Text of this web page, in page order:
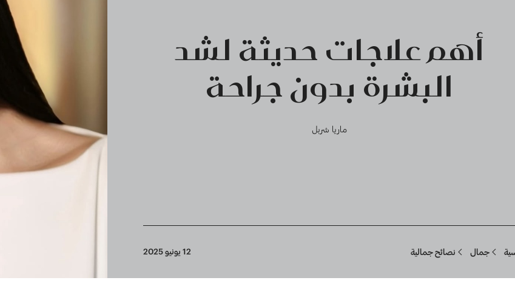
أهم علاجات حديثة لشد
البشرة بدون جراحة
ماريا شربل
جمال نصائح جمالية 12 يونيو 2025